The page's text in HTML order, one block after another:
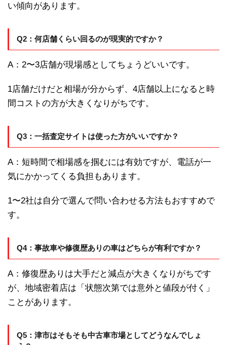
い傾向があります。
Q2：何店舗くらい回るのが現実的ですか？
A：2〜3店舗が現場感としてちょうどいいです。
1店舗だけだと相場が分からず、4店舗以上になると時
間コストの方が大きくなりがちです。
Q3：一括査定サイトは使った方がいいですか？
A：短時間で相場感を掴むには有効ですが、電話が一
気にかかってくる負担もあります。
1〜2社は自分で選んで問い合わせる方法もおすすめで
す。
Q4：事故車や修復歴ありの車はどちらが有利ですか？
A：修復歴ありは大手だと減点が大きくなりがちです
が、地域密着店は「状態次第では意外と値段が付く」
ことがあります。
Q5：津市はそもそも中古車市場としてどうなんでしょ